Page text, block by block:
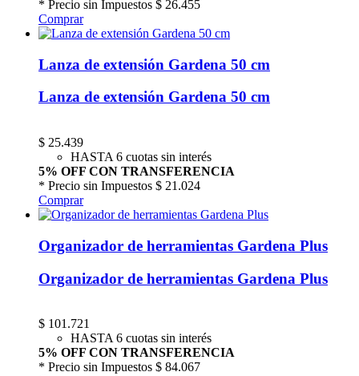
* Precio sin Impuestos $ 26.455
Comprar
Lanza de extensión Gardena 50 cm
Lanza de extensión Gardena 50 cm
$ 25.439
HASTA 6 cuotas sin interés
5% OFF CON TRANSFERENCIA
* Precio sin Impuestos $ 21.024
Comprar
Organizador de herramientas Gardena Plus
Organizador de herramientas Gardena Plus
$ 101.721
HASTA 6 cuotas sin interés
5% OFF CON TRANSFERENCIA
* Precio sin Impuestos $ 84.067